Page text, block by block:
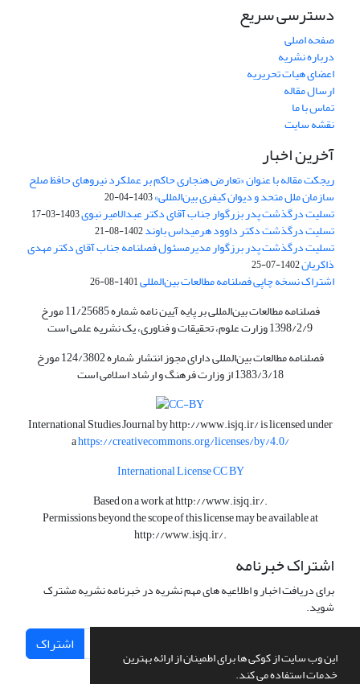
این وب سایت از کوکی ها برای اطمینان از ارائه بهترین
خدمات استفاده می کند.
دسترسی سریع
صفحه اصلی
درباره نشریه
اعضای هیات تحریریه
ارسال مقاله
تماس با ما
نقشه سایت
آخرین اخبار
ریجکت مقاله با عنوان «تعارض هنجاری حاکم بر عملکرد نیروهای حافظ صلح
سازمان ملل متحد و دیوان کیفری بین‌المللی»1403-04-20
تسلیت درگذشت پدر بزرگوار جناب آقای دکتر عبدالامیر نبوی1403-03-17
تسلیت درگذشت دکتر داوود هرمیداس باوند1402-08-21
تسلیت درگذشت پدر برزگوار مدیرمسئول فصلنامه جناب آقای دکتر مهدی
ذاکریان1402-07-25
اشتراک نسخه چاپی فصلنامه مطالعات بین‌المللی1401-08-26
فصلنامه مطالعات بین‌المللی بر پایه آیین نامه شماره 11/25685 مورخ
1398/2/9 وزارت علوم، تحقیقات و فناوری، یک نشریه علمی است
فصلنامه مطالعات بین‌المللی دارای مجوز انتشار شماره 124/3802 مورخ
1383/3/18 از وزارت فرهنگ و ارشاد اسلامی است
International Studies Journal byhttp://www.isjq.ir/is licensed under
ahttps://creativecommons.org/licenses/by/4.0/
International License CC BY
Based on a work athttp://www.isjq.ir/.
Permissions beyond the scope of this license may be available at
http://www.isjq.ir/.
اشتراک خبرنامه
برای دریافت اخبار و اطلاعیه های مهم نشریه در خبرنامه نشریه مشترک
شوید.
اشتراک